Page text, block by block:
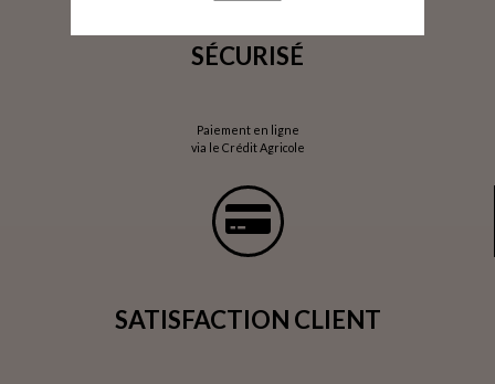
SÉCURISÉ
Paiement en ligne
via le Crédit Agricole
SATISFACTION CLIENT